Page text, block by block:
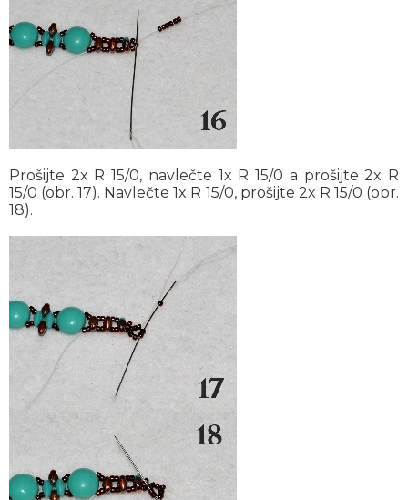
Prošijte 2x R 15/0, navlečte 1x R 15/0 a prošijte 2x R
15/0 (obr. 17). Navlečte 1x R 15/0, prošijte 2x R 15/0 (obr.
18).